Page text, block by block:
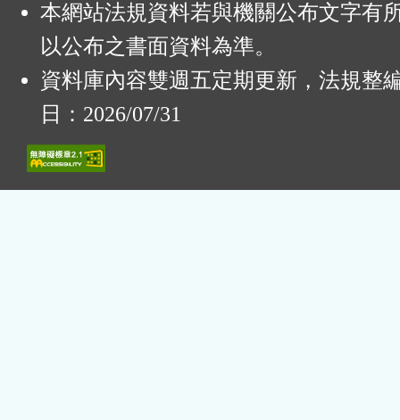
本網站法規資料若與機關公布文字有
以公布之書面資料為準。
資料庫內容雙週五定期更新，法規整
日：2026/07/31